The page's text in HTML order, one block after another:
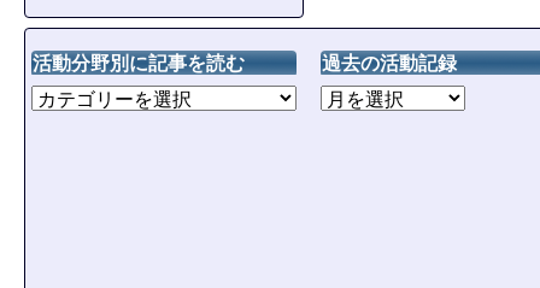
活動分野別に記事を読む 過去の活動記録